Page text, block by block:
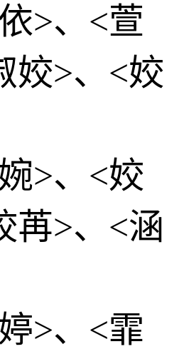
>、<萱
姣>、<姣
>、<姣
苒>、<涵
>、<霏